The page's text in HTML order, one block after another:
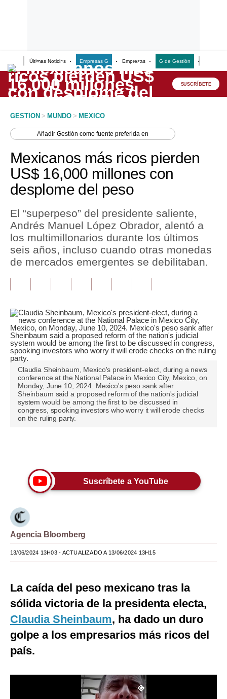
Últimas Noticias Empresas G Empresas G de Gestión
Lo último
Peru Quiosco
Economía
Mercados
Política
Tu Dinero
Finanzas Personales
Opinión
Editorial
Pregunta de hoy
Blogs
Tendencias
Moda
Estilos
Mundo
EEUU
México
Internacional
Club del Suscriptor
Mix
SUSCRÍBETE
GESTION > MUNDO > MEXICO
AñadirGestión como fuente preferida en
Mexicanos más ricos pierden
US$ 16,000 millones con
desplome del peso
El “superpeso” del presidente saliente,
Andrés Manuel López Obrador, alentó a
los multimillonarios durante los últimos
seis años, incluso cuando otras monedas
de mercados emergentes se debilitaban.
Claudia Sheinbaum, Mexico's president-elect, during a news
conference at the National Palace in Mexico City, Mexico, on
Monday, June 10, 2024. Mexico's peso sank after
Sheinbaum said a proposed reform of the nation's judicial
system would be among the first to be discussed in
congress, spooking investors who worry it will erode checks
on the ruling party.
Suscríbete a YouTube
Agencia Bloomberg
13/06/2024 13H03- ACTUALIZADO A 13/06/2024 13H15
La caída del peso mexicano tras la
sólida victoria de la presidenta electa,
Claudia Sheinbaum, ha dado un duro
golpe a los empresarios más ricos del
país.